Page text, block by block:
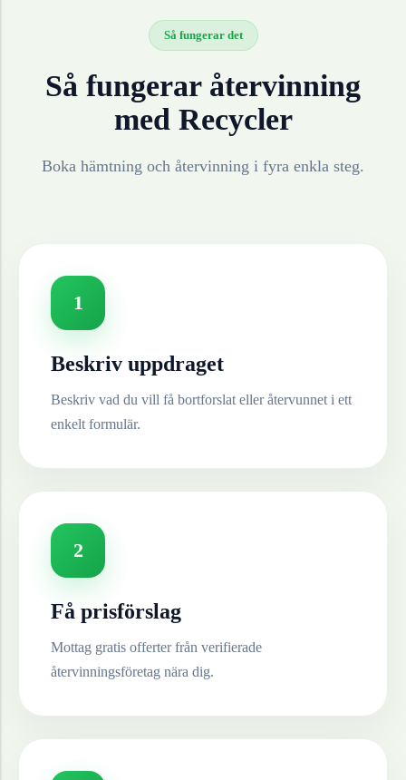
Så fungerar det
Så fungerar återvinning
med Recycler
Boka hämtning och återvinning i fyra enkla steg.
1
Beskriv uppdraget
Beskriv vad du vill få bortforslat eller återvunnet i ett
enkelt formulär.
2
Få prisförslag
Mottag gratis offerter från verifierade
återvinningsföretag nära dig.